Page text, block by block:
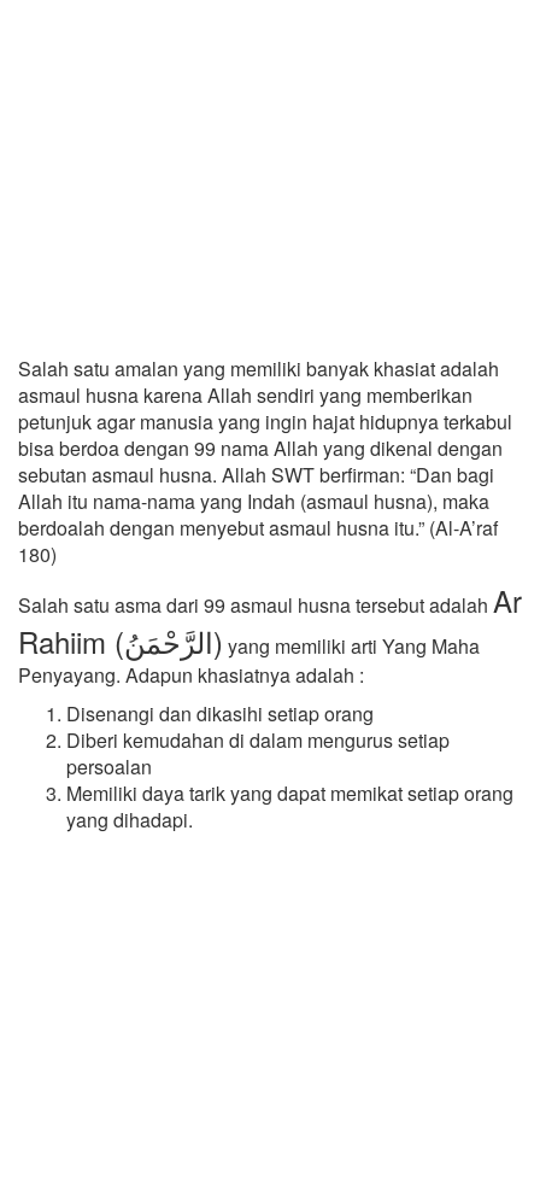
Salah satu amalan yang memiliki banyak khasiat adalah
asmaul husna karena Allah sendiri yang memberikan
petunjuk agar manusia yang ingin hajat hidupnya terkabul
bisa berdoa dengan 99 nama Allah yang dikenal dengan
sebutan asmaul husna. Allah SWT berfirman: “Dan bagi
Allah itu nama-nama yang Indah (asmaul husna), maka
berdoalah dengan menyebut asmaul husna itu.” (Al-A’raf
180)
Salah satu asma dari 99 asmaul husna tersebut adalah Ar
Rahiim (الرَّحْمَنُ) yang memiliki arti Yang Maha
Penyayang. Adapun khasiatnya adalah :
Disenangi dan dikasihi setiap orang
Diberi kemudahan di dalam mengurus setiap
persoalan
Memiliki daya tarik yang dapat memikat setiap orang
yang dihadapi.